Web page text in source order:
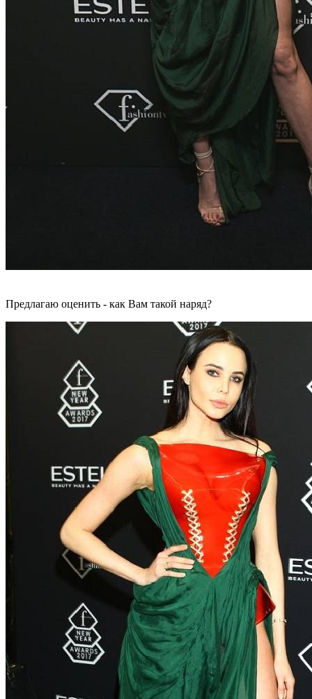
Предлагаю оценить - как Вам такой наряд?